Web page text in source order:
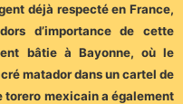
déjà respecté en France,
d’importance de cette
bâtie à Bayonne, où le
matador dans un cartel de
torero mexicain a également